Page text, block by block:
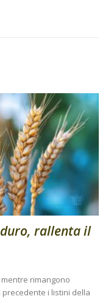
rallenta il
rimangono
i listini della